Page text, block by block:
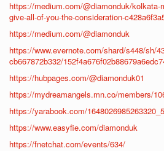
https://medium.com/@diamonduk/kolkata-
give-all-of-you-the-consideration-
https://medium.com/@diamonduk
https://www.evernote.com/shard/s448/sh/
cb667872b332/
https://hubpages.com/@diamonduk01
https://mydreamangels.mn.co/members/
https://yarabook.com/
https://www.easyfie.com/diamonduk
https://fnetchat.com/events/634/